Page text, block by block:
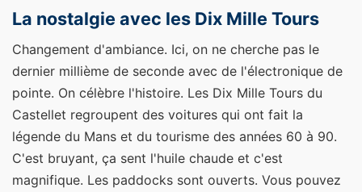
La nostalgie avec les Dix Mille Tours
Changement d'ambiance. Ici, on ne cherche pas le
dernier millième de seconde avec de l'électronique de
pointe. On célèbre l'histoire. Les Dix Mille Tours du
Castellet regroupent des voitures qui ont fait la
légende du Mans et du tourisme des années 60 à 90.
C'est bruyant, ça sent l'huile chaude et c'est
magnifique. Les paddocks sont ouverts. Vous pouvez